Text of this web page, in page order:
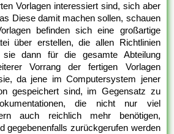
Vorlagen interessiert sind, sich aber
Diese damit machen sollen, schauen
befinden sich eine großartige
über erstellen, die allen Richtlinien
sie dann für die gesamte Abteilung
Vorrang der fertigen Vorlagen
da jene im Computersystem jener
gespeichert sind, im Gegensatz zu
die nicht nur viel
auch reichlich mehr benötigen,
gegebenenfalls zurückgerufen werden